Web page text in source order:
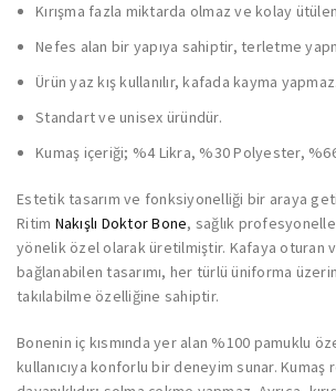
Kırışma fazla miktarda olmaz ve kolay
Nefes alan bir yapıya sahiptir, terletme
Ürün yaz kış kullanılır, kafada kayma yapmaz.
Standart ve unisex üründür.
Kumaş içeriği; %4 Likra, %30 Polyester,
Estetik tasarım ve fonksiyonelliği bir araya
Ritim Nakışlı Doktor Bone, sağlık
yönelik özel olarak üretilmiştir. Kafaya oturan
bağlanabilen tasarımı, her türlü üniforma
takılabilme özelliğine sahiptir.
Bonenin iç kısmında yer alan %100 pamuklu
kullanıcıya konforlu bir deneyim sunar. Kumaş